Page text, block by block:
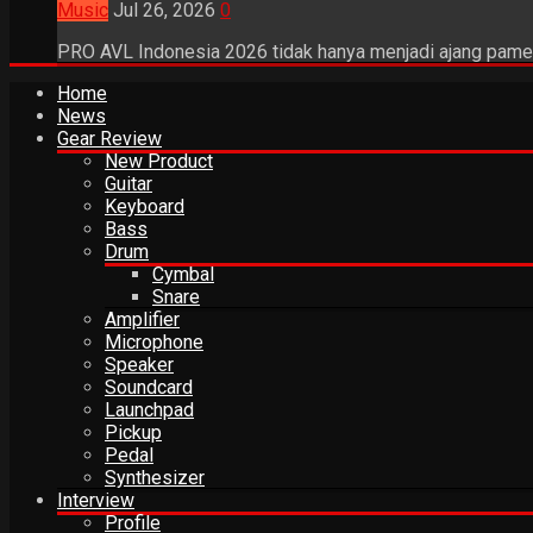
Music Jul 26, 2026 0
PRO AVL Indonesia 2026 tidak hanya menjadi ajang
Home
News
Gear Review
New Product
Guitar
Keyboard
Bass
Drum
Cymbal
Snare
Amplifier
Microphone
Speaker
Soundcard
Launchpad
Pickup
Pedal
Synthesizer
Interview
Profile